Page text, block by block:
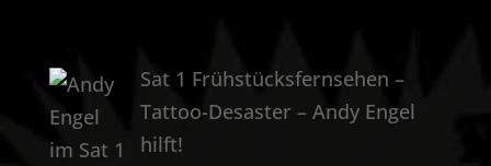
Sat 1 Frühstücksfernsehen –
Tattoo-Desaster – Andy Engel
hilft!